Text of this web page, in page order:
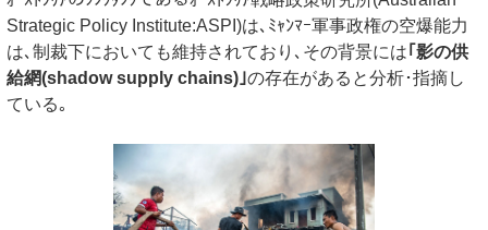
Strategic Policy Institute:ASPI)は､ﾐｬﾝﾏｰ軍事政権の空爆能力
は､制裁下においても維持されており､その背景には｢影の供
給網(shadow supply chains)｣の存在があると分析･指摘し
ている｡